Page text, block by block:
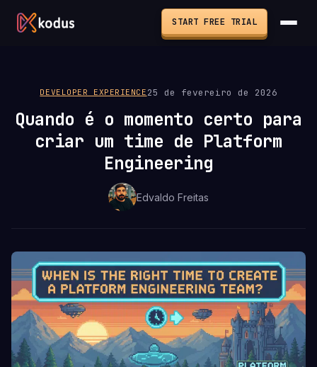
START FREE TRIAL
DEVELOPER EXPERIENCE 25 de fevereiro de 2026
Quando é o momento certo para
criar um time de Platform
Engineering
Edvaldo Freitas